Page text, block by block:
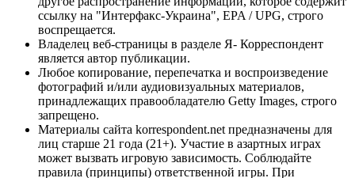
ссылку на "Интерфакс-Украина", EPA / UPG, строго
воспрещается.
Владелец веб-страницы в разделе Я- Корреспондент
является автор публикации.
Любое копирование, перепечатка и воспроизведение
фотографий и/или аудиовизуальных материалов,
принадлежащих правообладателю Getty Images, строго
запрещено.
Материалы сайта korrespondent.net предназначены для
лиц старше 21 года (21+). Участие в азартных играх
может вызвать игровую зависимость. Соблюдайте
правила (принципы) ответственной игры. При